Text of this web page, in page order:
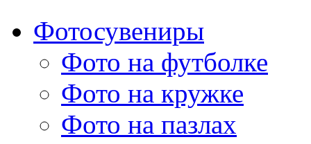
Фотосувениры
Фото на футболке
Фото на кружке
Фото на пазлах